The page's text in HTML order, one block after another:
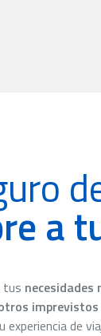
a
tus necesidades
imprevistos
de